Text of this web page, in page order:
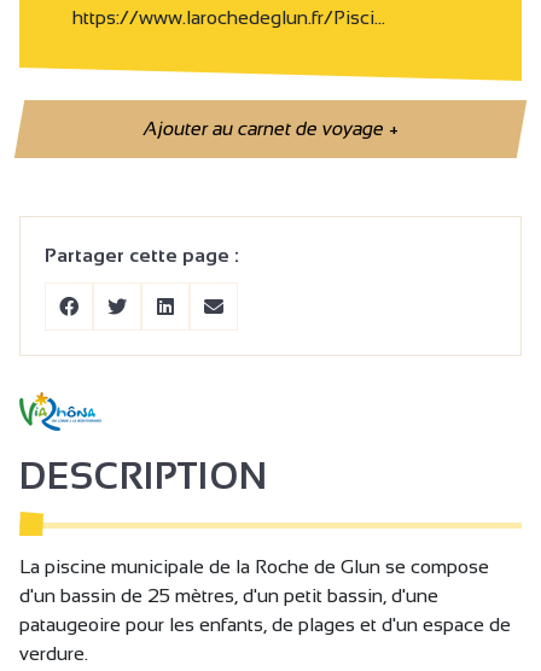
https://www.larochedeglun.fr/Pisci…
Ajouter au carnet de voyage+
Partager cette page :
DESCRIPTION
La piscine municipale de la Roche de Glun se compose
d'un bassin de 25 mètres, d'un petit bassin, d'une
pataugeoire pour les enfants, de plages et d'un espace de
verdure.